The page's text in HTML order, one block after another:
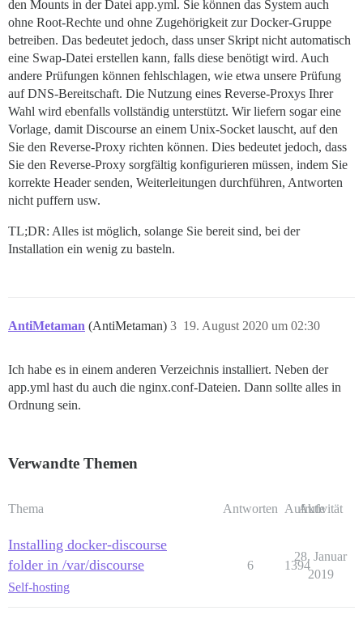
den Mounts in der Datei app.yml. Sie können das System auch
ohne Root-Rechte und ohne Zugehörigkeit zur Docker-Gruppe
betreiben. Das bedeutet jedoch, dass unser Skript nicht automatisch
eine Swap-Datei erstellen kann, falls diese benötigt wird. Auch
andere Prüfungen können fehlschlagen, wie etwa unsere Prüfung
auf DNS-Bereitschaft. Die Nutzung eines Reverse-Proxys Ihrer
Wahl wird ebenfalls vollständig unterstützt. Wir liefern sogar eine
Vorlage, damit Discourse an einem Unix-Socket lauscht, auf den
Sie den Reverse-Proxy richten können. Dies bedeutet jedoch, dass
Sie den Reverse-Proxy sorgfältig konfigurieren müssen, indem Sie
korrekte Header senden, Weiterleitungen durchführen, Antworten
nicht puffern usw.
TL;DR: Alles ist möglich, solange Sie bereit sind, bei der
Installation ein wenig zu basteln.
AntiMetaman (AntiMetaman) 19. August 2020 um 02:30
3
Ich habe es in einem anderen Verzeichnis installiert. Neben der
app.yml hast du auch die nginx.conf-Dateien. Dann sollte alles in
Ordnung sein.
Verwandte Themen
Thema Antworten Aufrufe
Aktivität
Installing docker-discourse
folder in /var/discourse
Self-hosting
6 1394
28. Januar
2019